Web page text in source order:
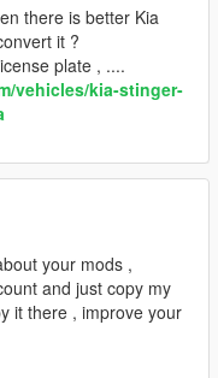
there is better Kia
it ?
plate , ....
vehicles/kia-stinger-
your mods ,
and just copy my
it there , improve your